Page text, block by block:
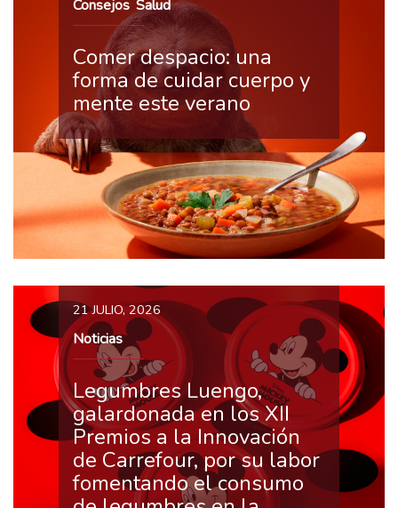
Consejos, Salud
Comer despacio: una
forma de cuidar cuerpo y
mente este verano
21 JULIO, 2026
Noticias
Legumbres Luengo,
galardonada en los XII
Premios a la Innovación
de Carrefour, por su labor
fomentando el consumo